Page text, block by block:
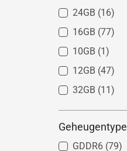
24GB (16)
16GB (77)
10GB (1)
12GB (47)
32GB (11)
Geheugentype
GDDR6 (79)